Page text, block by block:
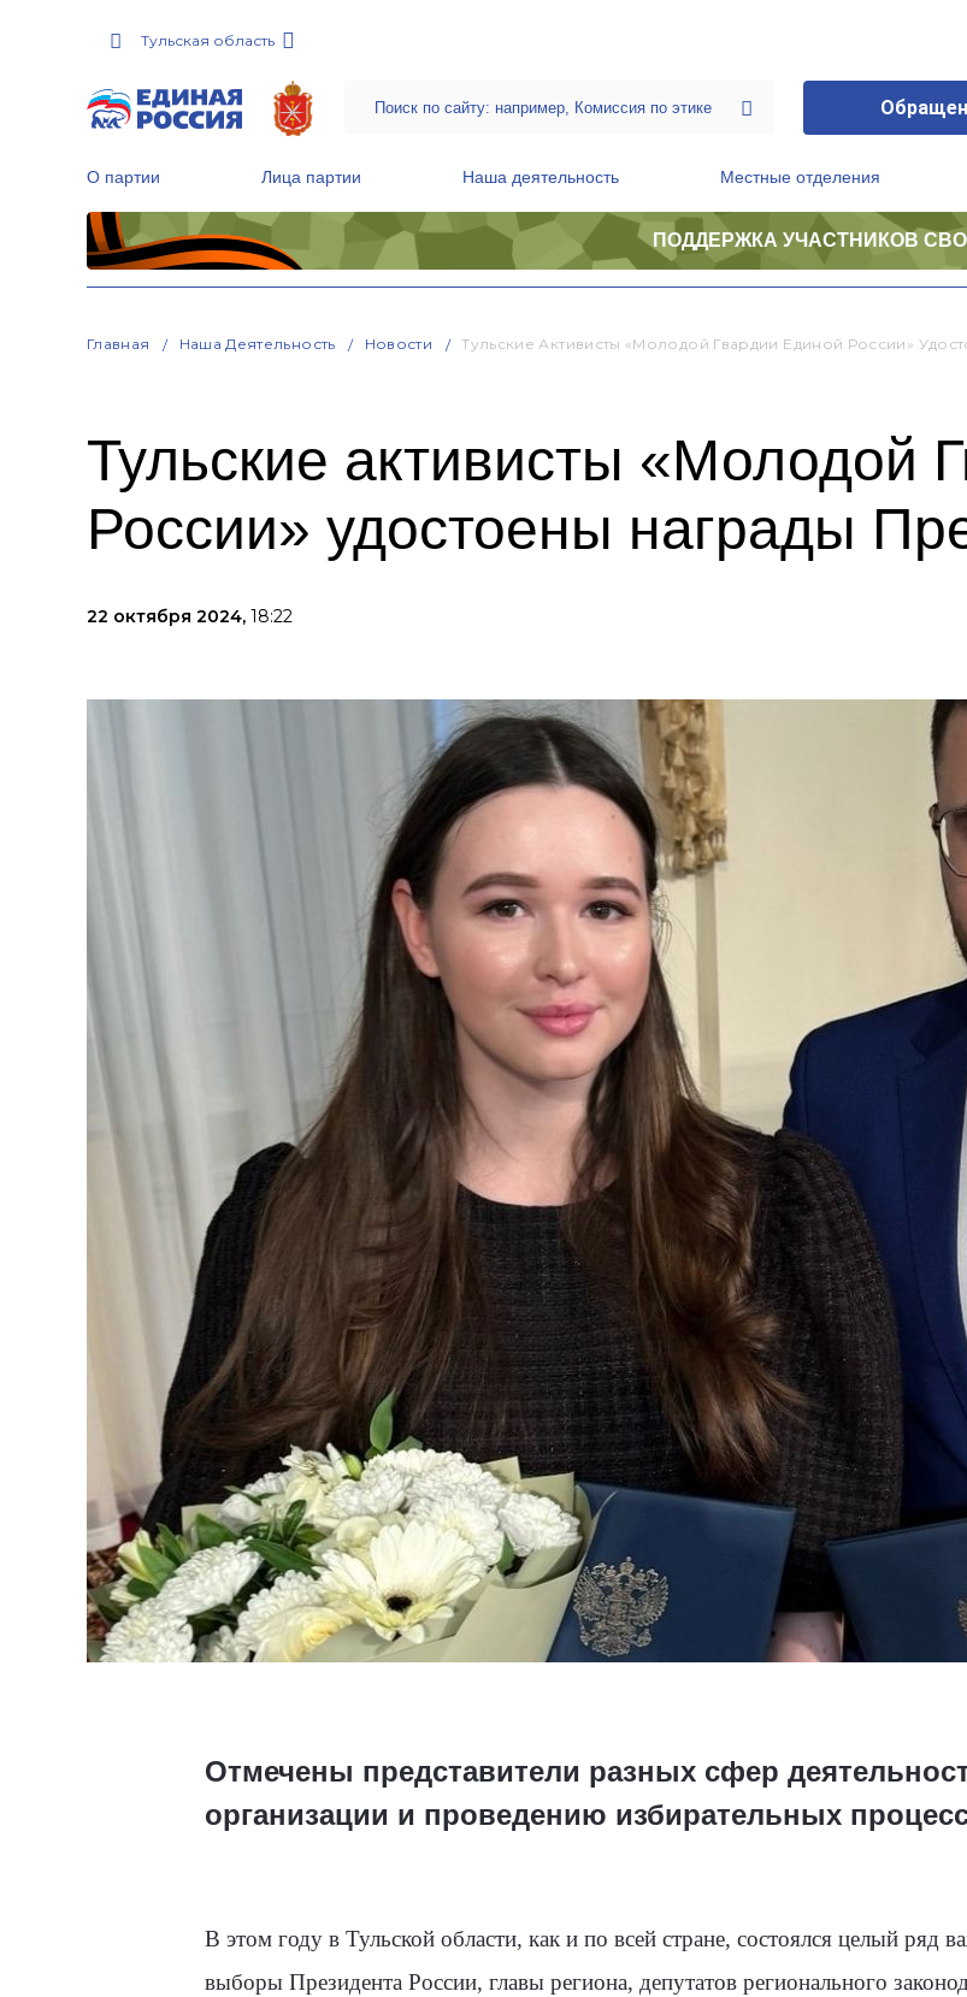
Тульская область
О партии Лица партии Наша деятельность Местные отделения
ПОДДЕРЖКА УЧАСТНИКОВ СВО
Главная Наша Деятельность Новости Тульские Активисты «Молодой Гвардии Единой России»
Тульские активисты «Молодой
России» удостоены награды
22 октября 2024, 18:22
Отмечены представители разных сфер
организации и проведению избирательных
В этом году в Тульской области, как и по всей стране, состоялся целый ряд
выборы Президента России, главы региона, депутатов регионального